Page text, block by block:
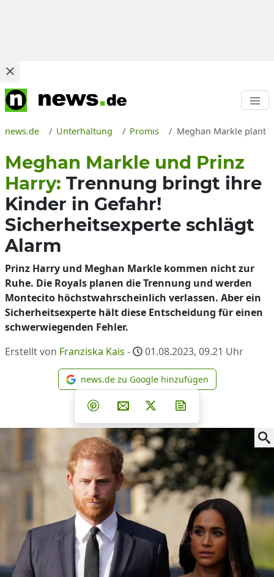
news.de Unterhaltung Promis Meghan Markle plant
Meghan Markle und Prinz
Harry: Trennung bringt ihre
Kinder in Gefahr!
Sicherheitsexperte schlägt
Alarm
Prinz Harry und Meghan Markle kommen nicht zur
Ruhe. Die Royals planen die Trennung und werden
Montecito höchstwahrscheinlich verlassen. Aber ein
Sicherheitsexperte hält diese Entscheidung für einen
schwerwiegenden Fehler.
Erstellt von Franziska Kais - 01.08.2023, 09.21 Uhr
news.de zu Google
news.de zu Google hinzufügen
Teilen auf Facebook
Teilen auf Whatsapp
Teilen auf Telegram
Teilen auf Pinterest
Per E-Mail teilen
Post auf X